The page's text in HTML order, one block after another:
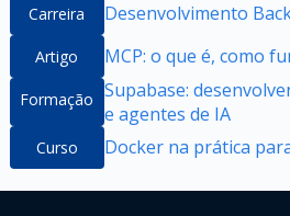
Carreira Desenvolvimento
Artigo MCP: o que é, como
Formação Supabase:
e agentes de IA
Curso Docker na prática